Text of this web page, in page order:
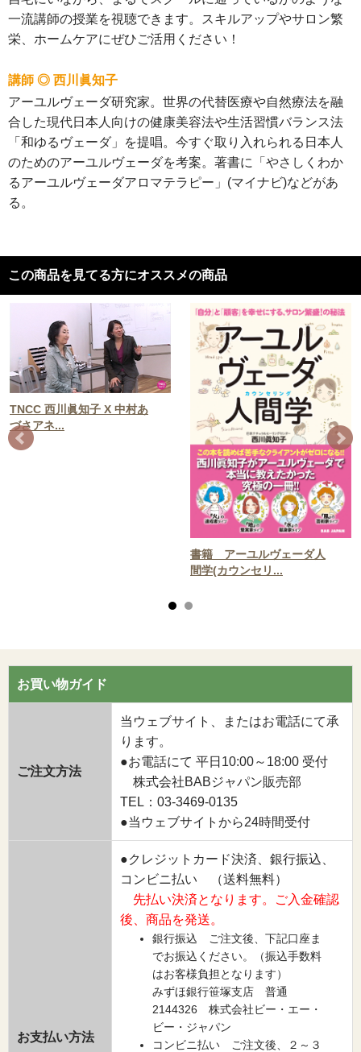
一流講師の授業を視聴できます。スキルアップやサロン繁
栄、ホームケアにぜひご活用ください！
講師 ◎ 西川眞知子
アーユルヴェーダ研究家。世界の代替医療や自然療法を融
合した現代日本人向けの健康美容法や生活習慣バランス法
「和ゆるヴェーダ」を提唱。今すぐ取り入れられる日本人
のためのアーユルヴェーダを考案。著書に「やさしくわか
るアーユルヴェーダアロマテラピー」(マイナビ)などがあ
る。
この商品を見てる方にオススメの商品
TNCC 西川眞知子 X 中村あ
づさアネ...
書籍 アーユルヴェーダ人
間学(カウンセリ...
お買い物ガイド
ご注文方法
当ウェブサイト、またはお電話にて承
ります。
●お電話にて 平日10:00～18:00 受付
株式会社BABジャパン販売部
TEL：03-3469-0135
●当ウェブサイトから24時間受付
お支払い方法
●クレジットカード決済、銀行振込、
コンビニ払い （送料無料）
先払い決済となります。ご入金確認
後、商品を発送。
銀行振込 ご注文後、下記口座ま
でお振込ください。（振込手数料
はお客様負担となります）
みずほ銀行笹塚支店 普通
2144326 株式会社ビー・エー・
ビー・ジャパン
コンビニ払い ご注文後、２～３